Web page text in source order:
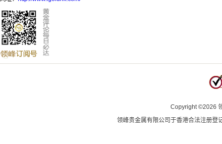
Copyright©2026
领峰贵金属有限公司于香港合法注册登